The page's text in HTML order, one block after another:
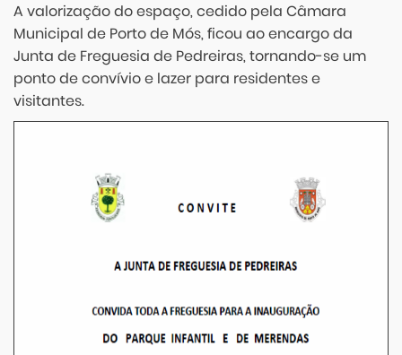
A valorização do espaço, cedido pela Câmara
Municipal de Porto de Mós, ficou ao encargo da
Junta de Freguesia de Pedreiras, tornando-se um
ponto de convívio e lazer para residentes e
visitantes.